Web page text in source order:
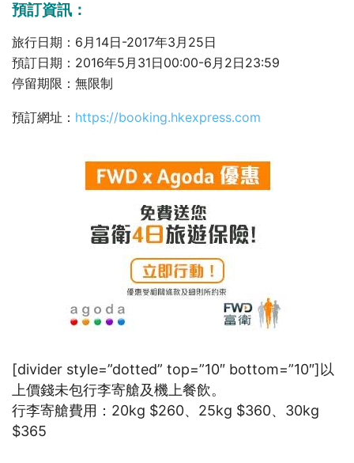
預訂資訊：
旅行日期：6月14日-2017年3月25日
預訂日期：2016年5月31日00:00-6月2日23:59
停留期限：無限制
預訂網址： https://booking.hkexpress.com
[divider style=”dotted” top=”10″ bottom=”10″]以
上價錢未包行李寄艙及機上餐飲。
行李寄艙費用：20kg $260、25kg $360、30kg
$365